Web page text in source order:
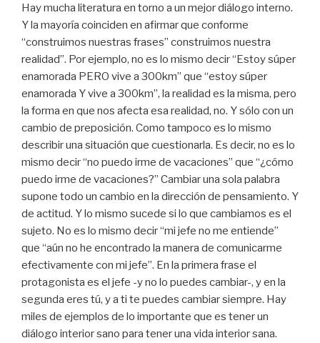
Hay mucha literatura en torno a un mejor diálogo interno.
Y la mayoría coinciden en afirmar que conforme
“construimos nuestras frases” construimos nuestra
realidad”. Por ejemplo, no es lo mismo decir “Estoy súper
enamorada PERO vive a 300km” que “estoy súper
enamorada Y vive a 300km”, la realidad es la misma, pero
la forma en que nos afecta esa realidad, no. Y sólo con un
cambio de preposición. Como tampoco es lo mismo
describir una situación que cuestionarla. Es decir, no es lo
mismo decir “no puedo irme de vacaciones” que “¿cómo
puedo irme de vacaciones?” Cambiar una sola palabra
supone todo un cambio en la dirección de pensamiento. Y
de actitud. Y lo mismo sucede si lo que cambiamos es el
sujeto. No es lo mismo decir “mi jefe no me entiende”
que “aún no he encontrado la manera de comunicarme
efectivamente con mi jefe”. En la primera frase el
protagonista es el jefe -y no lo puedes cambiar-, y en la
segunda eres tú, y a ti te puedes cambiar siempre. Hay
miles de ejemplos de lo importante que es tener un
diálogo interior sano para tener una vida interior sana.